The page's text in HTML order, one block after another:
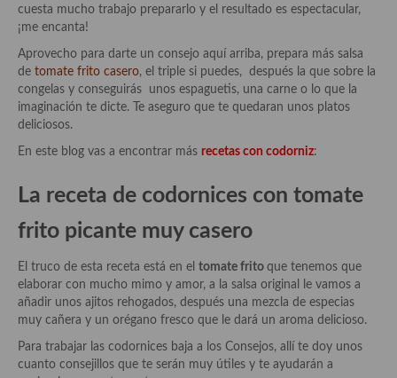
Origen y evolución de la comida
Protocolo y buenas maneras.
Ocio – restaurantes, bares, tabernas
Viajes eno-gastro-turísticos
En El Candelero
Las opiniones de la «Cocinera»
Prensa
Recetas
Acompañamientos
Aderezos, salsas, vinagretas, especias, hierbas aromáticas o
cuesta mucho trabajo prepararlo y el resultado es espectacular,
¡me encanta!
Aprovecho para darte un consejo aquí arriba, prepara más salsa
de tomate frito casero, el triple si puedes, después la que sobre la
congelas y conseguirás unos espaguetis, una carne o lo que la
imaginación te dicte. Te aseguro que te quedaran unos platos
deliciosos.
En este blog vas a encontrar más recetas con codorniz:
La receta de codornices con tomate
frito picante muy casero
El truco de esta receta está en el tomate frito que tenemos que
elaborar con mucho mimo y amor, a la salsa original le vamos a
añadir unos ajitos rehogados, después una mezcla de especias
muy cañera y un orégano fresco que le dará un aroma delicioso.
Para trabajar las codornices baja a los Consejos, allí te doy unos
cuanto consejillos que te serán muy útiles y te ayudarán a